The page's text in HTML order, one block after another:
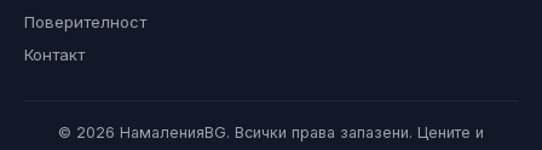
Поверителност
Контакт
© 2026 НамаленияBG. Всички права запазени. Цените и